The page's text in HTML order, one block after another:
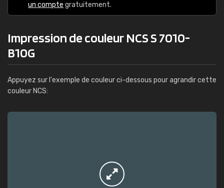
un compte gratuitement.
Impression de couleur NCS S 7010-
B10G
Appuyez sur l'exemple de couleur ci-dessous pour agrandir cette
couleur NCS: